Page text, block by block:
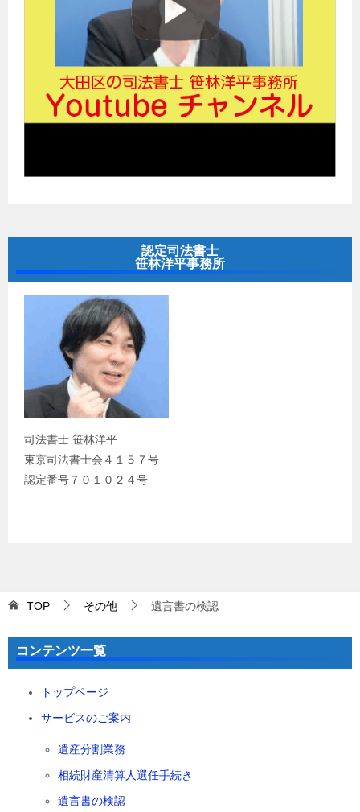
認定司法書士
笹林洋平事務所
司法書士 笹林洋平
東京司法書士会４１５７号
認定番号７０１０２４号
TOP その他 遺言書の検認
コンテンツ一覧
トップページ
サービスのご案内
遺産分割業務
相続財産清算人選任手続き
遺言書の検認